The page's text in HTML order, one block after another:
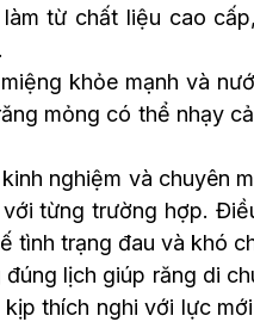
làm từ chất liệu cao
khỏe mạnh và
mỏng có thể nhạy
nghiệm và chuyên
từng trường hợp.
tình trạng đau và khó
lịch giúp răng di
thích nghi với lực